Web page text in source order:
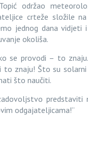
održao
crteže složile
jednog dana
okoliša.
se provodi – to
znaju! Što su
što naučiti.
predstaviti
odgajateljicama!”